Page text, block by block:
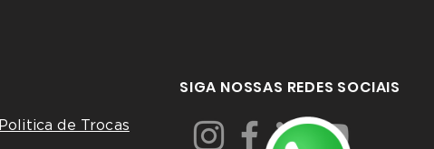
SIGA NOSSAS REDES SOCIAIS
Politica de Trocas